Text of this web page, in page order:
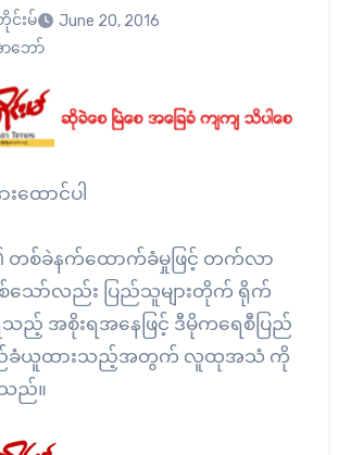
းမ်
June 20, 2016
ဘော်
ထောင်ပါ
စ်ခဲနက်ထောက်ခံမှုဖြင့် တက်လာ
စ်သော်လည်း ပြည်သူများတိုက် ရိုက်
သည့် အစိုးရအနေဖြင့် ဒီမိုကရေစီပြည်
ခံယူထားသည့်အတွက် လူထုအသံ ကို
သည်။